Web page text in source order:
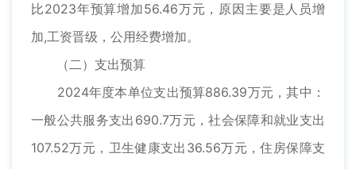
比2023年预算增加56.46万元，原因主要是人员增
加,工资晋级，公用经费增加。
（二）支出预算
2024年度本单位支出预算886.39万元，其中：
一般公共服务支出690.7万元，社会保障和就业支出
107.52万元，卫生健康支出36.56万元，住房保障支